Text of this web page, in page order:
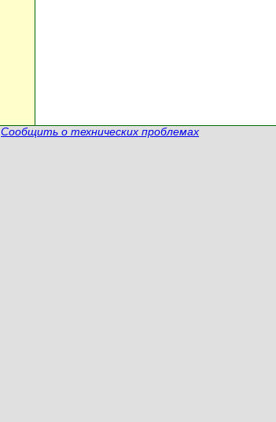
Сообщить о технических проблемах